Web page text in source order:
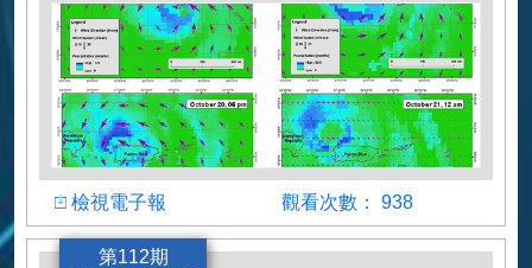
檢視檢視電子報 觀看人數
觀看次數： 938
第112期